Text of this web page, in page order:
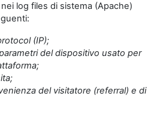
log files di sistema (Apache)
(IP);
del dispositivo usato per
del visitatore (referral) e di